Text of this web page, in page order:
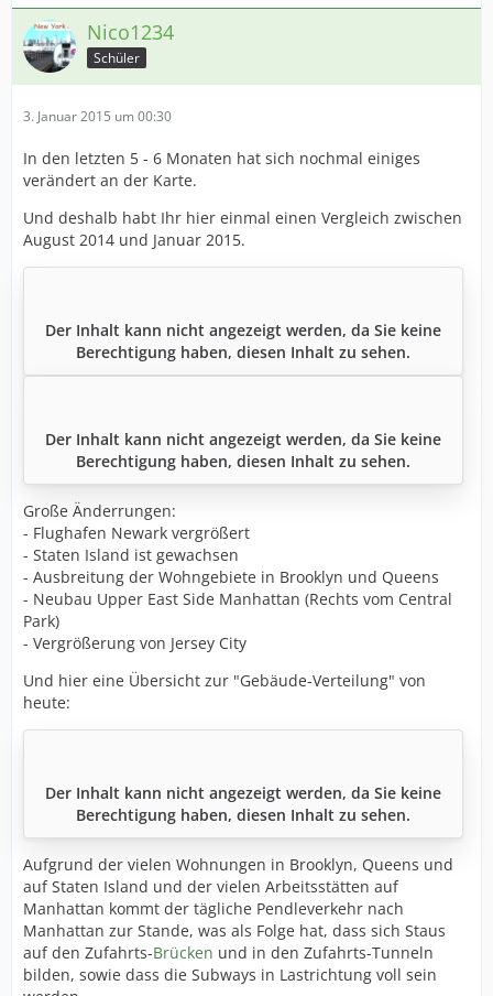
Nico1234
Schüler
3. Januar 2015 um 00:30
In den letzten 5 - 6 Monaten hat sich nochmal einiges
verändert an der Karte.
Und deshalb habt Ihr hier einmal einen Vergleich zwischen
August 2014 und Januar 2015.
Der Inhalt kann nicht angezeigt werden, da Sie keine
Berechtigung haben, diesen Inhalt zu sehen.
Der Inhalt kann nicht angezeigt werden, da Sie keine
Berechtigung haben, diesen Inhalt zu sehen.
Große Änderrungen:
- Flughafen Newark vergrößert
- Staten Island ist gewachsen
- Ausbreitung der Wohngebiete in Brooklyn und Queens
- Neubau Upper East Side Manhattan (Rechts vom Central
Park)
- Vergrößerung von Jersey City
Und hier eine Übersicht zur "Gebäude-Verteilung" von
heute:
Der Inhalt kann nicht angezeigt werden, da Sie keine
Berechtigung haben, diesen Inhalt zu sehen.
Aufgrund der vielen Wohnungen in Brooklyn, Queens und
auf Staten Island und der vielen Arbeitsstätten auf
Manhattan kommt der tägliche Pendleverkehr nach
Manhattan zur Stande, was als Folge hat, dass sich Staus
auf den Zufahrts-Brücken und in den Zufahrts-Tunneln
bilden, sowie dass die Subways in Lastrichtung voll sein